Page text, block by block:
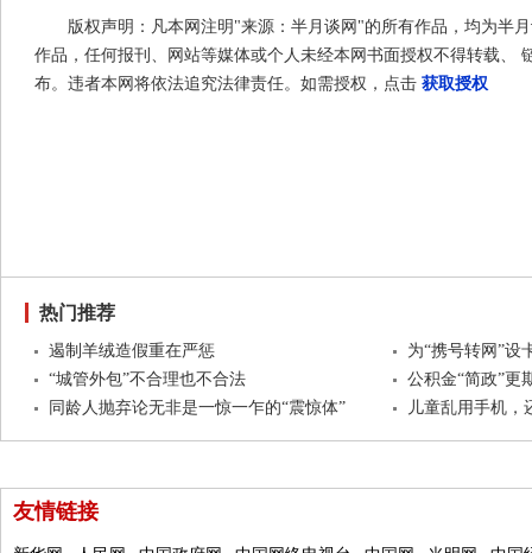
版权声明：凡本网注明"来源：半月谈网"的所有作品，均为半
作品，任何报刊、网站等媒体或个人未经本网书面授权不得转载、
布。违者本网将依法追究法律责任。如需授权，点击 获取授权
热门推荐
遏制羊绒造假重在严惩
为“携号转网”设
“城管外包”不合理也不合法
公积金“简政”更
同龄人抛弃论无非是一惊一乍的“震惊体”
儿童乱用手机，
友情链接